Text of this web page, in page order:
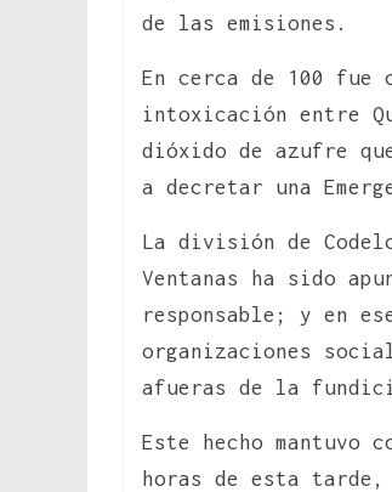
de las emisiones.
En cerca de 100 fue
intoxicación entre
dióxido de azufre
a decretar una
La división de
Ventanas ha sido
responsable; y en
organizaciones
afueras de la
Este hecho mantuvo
horas de esta